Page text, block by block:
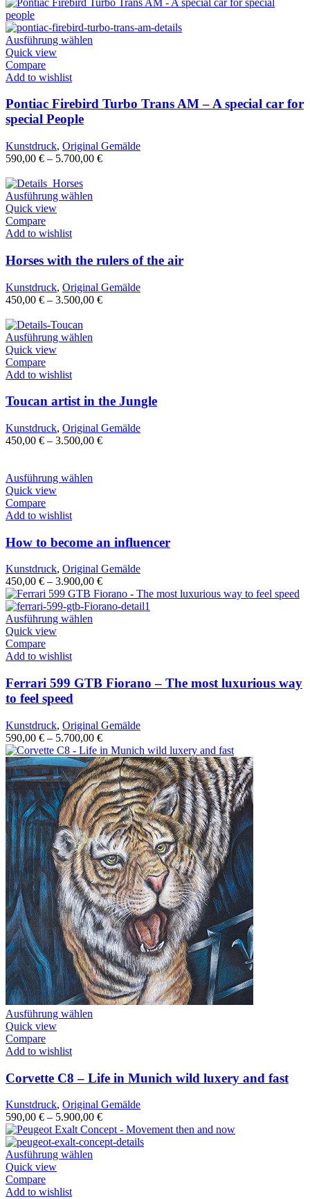
Ausführung wählen
Quick view
Compare
Add to wishlist
Pontiac Firebird Turbo Trans AM – A special car for
special People
Kunstdruck, Original Gemälde
590,00 € – 5.700,00 €
Ausführung wählen
Quick view
Compare
Add to wishlist
Horses with the rulers of the air
Kunstdruck, Original Gemälde
450,00 € – 3.500,00 €
Ausführung wählen
Quick view
Compare
Add to wishlist
Toucan artist in the Jungle
Kunstdruck, Original Gemälde
450,00 € – 3.500,00 €
Ausführung wählen
Quick view
Compare
Add to wishlist
How to become an influencer
Kunstdruck, Original Gemälde
450,00 € – 3.900,00 €
Ausführung wählen
Quick view
Compare
Add to wishlist
Ferrari 599 GTB Fiorano – The most luxurious way
to feel speed
Kunstdruck, Original Gemälde
590,00 € – 5.700,00 €
Ausführung wählen
Quick view
Compare
Add to wishlist
Corvette C8 – Life in Munich wild luxery and fast
Kunstdruck, Original Gemälde
590,00 € – 5.900,00 €
Ausführung wählen
Quick view
Compare
Add to wishlist